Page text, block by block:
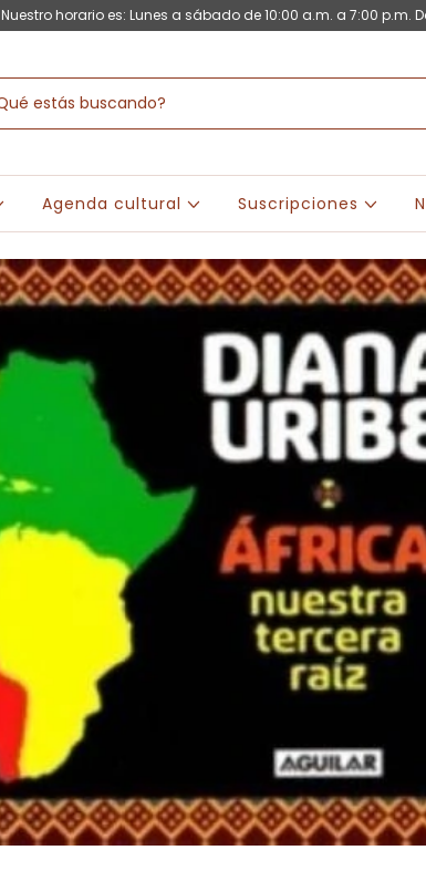
Nuestro horario es: Lunes a sábado de 10:00 a.m. a 7:00 p.m.
Agenda cultural Suscripciones